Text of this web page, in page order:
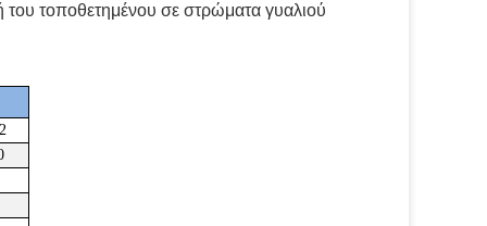
του τοποθετημένου σε στρώματα γυαλιού